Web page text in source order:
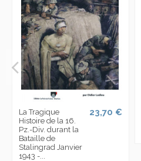
La Tragique
Histoire de la 16.
Pz.-Div. durant la
Bataille de
Stalingrad Janvier
1943 -...
23,70 €